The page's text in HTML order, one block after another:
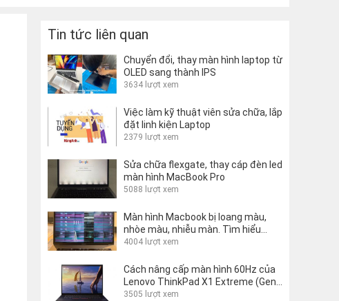
Tin tức liên quan
Chuyển đổi, thay màn hình laptop từ
OLED sang thành IPS
3634 lượt xem
Việc làm kỹ thuật viên sửa chữa, lắp
đặt linh kiện Laptop
2379 lượt xem
Sửa chữa flexgate, thay cáp đèn led
màn hình MacBook Pro
5088 lượt xem
Màn hình Macbook bị loang màu,
nhòe màu, nhiễu màn. Tìm hiểu
nguyên nhân và cách khắc phục
4004 lượt xem
Cách nâng cấp màn hình 60Hz của
Lenovo ThinkPad X1 Extreme (Gen
1 và 2) lên 144Hz
3505 lượt xem